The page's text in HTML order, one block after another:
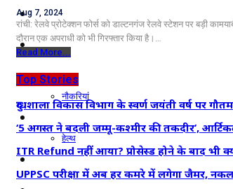
खेल
मनोरंजन
शिक्षा
नौकरियां
हेल्थ
क्राइम
Aug 7, 2024
रांची: रेलवे प्रोटेक्शन फोर्स को डाल्टनगंज रेलवे स्टेशन पर बड़ी
दौरान एक अपराधी को भी गिरफ्तार किया है।…
Read More...
Top Stories
दुग्धशाला विकास विभाग के स्वर्ण जयंती वर्ष पर
‘5 अगस्त ने बदली जम्मू-कश्मीर की तकदीर’,
ITR Refund नहीं आया? प्रोसेस्ड होने के बाद भी
UPPSC परीक्षा में अब हर कमरे में लगेगा जैमर,